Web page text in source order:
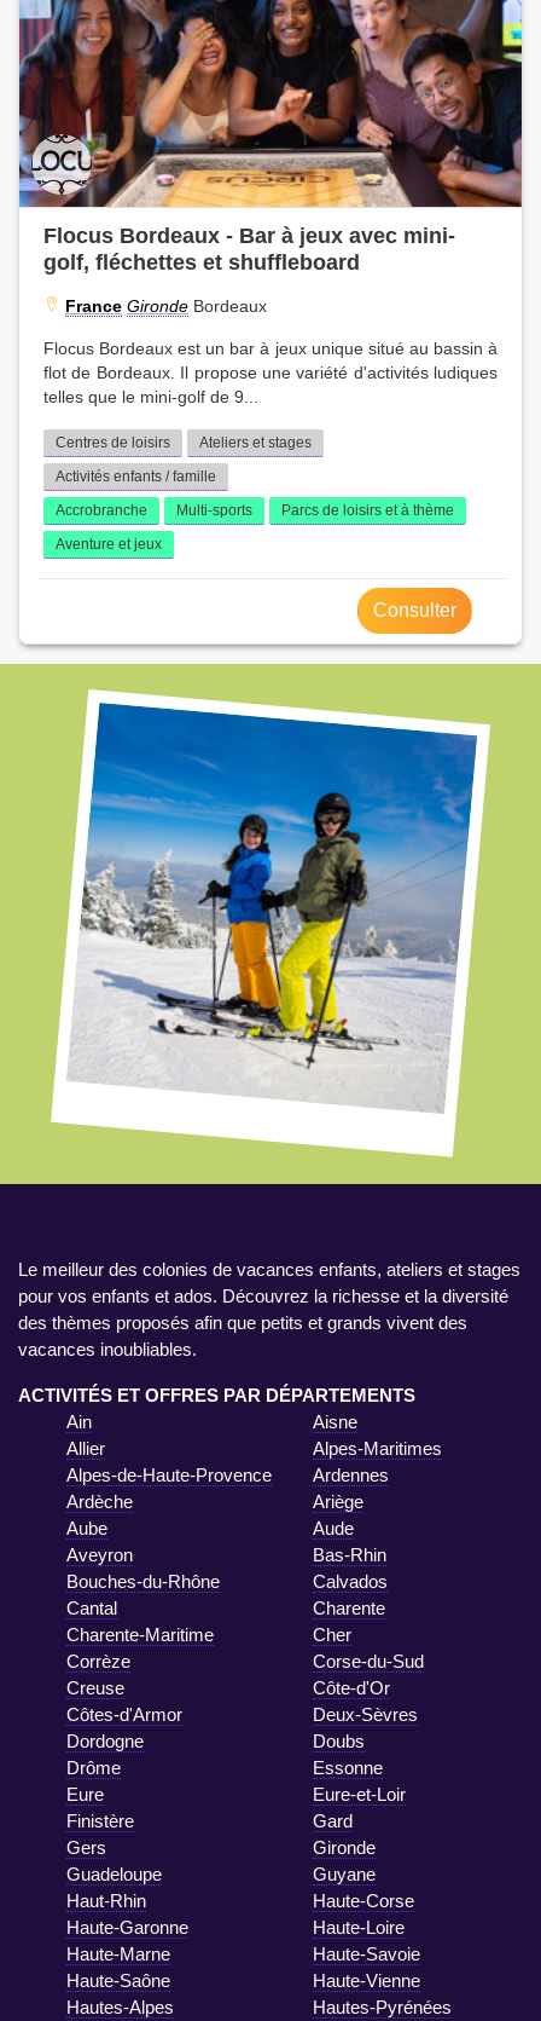
Flocus Bordeaux - Bar à jeux avec mini-
golf, fléchettes et shuffleboard
France Gironde Bordeaux
Flocus Bordeaux est un bar à jeux unique situé au bassin à
flot de Bordeaux. Il propose une variété d'activités ludiques
telles que le mini-golf de 9...
Centres de loisirs
Ateliers et stages
Activités enfants / famille
Accrobranche
Multi-sports
Parcs de loisirs et à thème
Aventure et jeux
Consulter
Le meilleur des colonies de vacances enfants, ateliers et stages
pour vos enfants et ados. Découvrez la richesse et la diversité
des thèmes proposés afin que petits et grands vivent des
vacances inoubliables.
ACTIVITÉS ET OFFRES PAR DÉPARTEMENTS
Ain
Aisne
Allier
Alpes-Maritimes
Alpes-de-Haute-Provence
Ardennes
Ardèche
Ariège
Aube
Aude
Aveyron
Bas-Rhin
Bouches-du-Rhône
Calvados
Cantal
Charente
Charente-Maritime
Cher
Corrèze
Corse-du-Sud
Creuse
Côte-d'Or
Côtes-d'Armor
Deux-Sèvres
Dordogne
Doubs
Drôme
Essonne
Eure
Eure-et-Loir
Finistère
Gard
Gers
Gironde
Guadeloupe
Guyane
Haut-Rhin
Haute-Corse
Haute-Garonne
Haute-Loire
Haute-Marne
Haute-Savoie
Haute-Saône
Haute-Vienne
Hautes-Alpes
Hautes-Pyrénées